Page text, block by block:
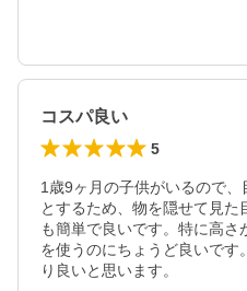
コスパ良い
5
1歳9ヶ月の子供がいるので
とするため、物を隠せて見
も簡単で良いです。特に高
を使うのにちょうど良いです
り良いと思います。